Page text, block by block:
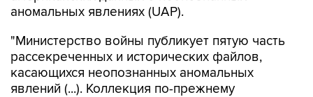
аномальных явлениях (UAP).
"Министерство войны публикует пятую часть
рассекреченных и исторических файлов,
касающихся неопознанных аномальных
явлений (...). Коллекция по-прежнему